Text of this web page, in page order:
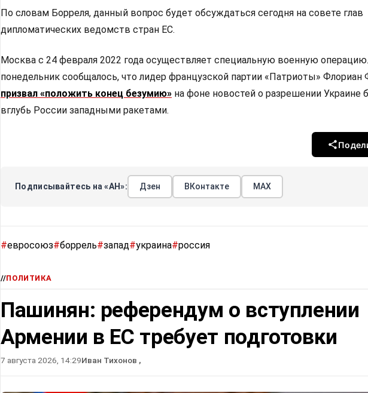
По словам Борреля, данный вопрос будет обсуждаться сегодня на совете глав
дипломатических ведомств стран ЕС.
Москва с 24 февраля 2022 года осуществляет специальную военную
понедельник сообщалось, что лидер французской партии «Патриоты» Флориан
призвал «положить конец безумию» на фоне новостей о разрешении Украине
вглубь России западными ракетами.
Подписывайтесь на «АН»: Дзен ВКонтакте МАХ
#евросоюз#боррель#запад#украина#россия
//ПОЛИТИКА
Пашинян: референдум о вступлении
Армении в ЕС требует подготовки
7 августа 2026, 14:29Иван Тихонов ,